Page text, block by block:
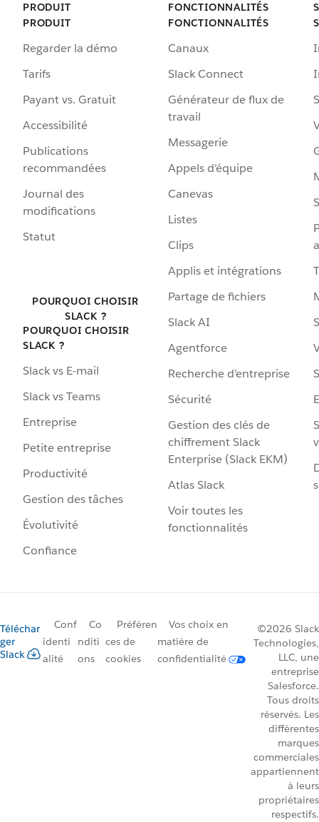
PRODUIT
PRODUIT
Regarder la démo
Tarifs
Payant vs. Gratuit
Accessibilité
Publications
recommandées
Journal des
modifications
Statut
POURQUOI CHOISIR
SLACK ?
POURQUOI CHOISIR
SLACK ?
Slack vs E-mail
Slack vs Teams
Entreprise
Petite entreprise
Productivité
Gestion des tâches
Évolutivité
Confiance
FONCTIONNALITÉS
FONCTIONNALITÉS
Canaux
Slack Connect
Générateur de flux de
travail
Messagerie
Appels d’équipe
Canevas
Listes
Clips
Applis et intégrations
Partage de fichiers
Slack AI
Agentforce
Recherche d’entreprise
Sécurité
Gestion des clés de
chiffrement Slack
Enterprise (Slack EKM)
Atlas Slack
Voir toutes les
fonctionnalités
Téléchar
ger
Slack
Conf
identi
alité
Co
nditi
ons
Préféren
ces de
cookies
Vos choix en
matière de
confidentialité
©2026 Slack
Technologies,
LLC, une
entreprise
Salesforce.
Tous droits
réservés. Les
différentes
marques
commerciales
appartiennent
à leurs
propriétaires
respectifs.